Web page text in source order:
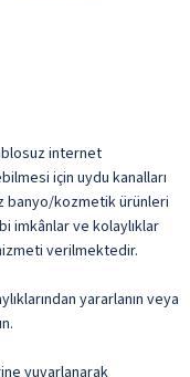
internet
için uydu kanalları
banyo/kozmetik ürünleri
imkânlar ve kolaylıklar
verilmektedir.
yararlanın veya
yuvarlanarak